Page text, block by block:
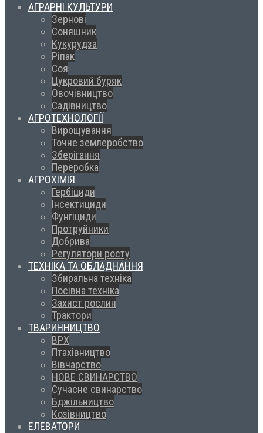
АГРАРНІ КУЛЬТУРИ
Зернові
Соняшник
Кукурудза
Ріпак
Соя
Цукровий буряк
Овочівництво
Садівництво
АГРОТЕХНОЛОГІЇ
Вирощування
Точне землеробство
Зберігання
Переробка
АГРОХІМІЯ
Гербіциди
Інсектициди
Фунгіциди
Протруйники
Добрива
Регулятори росту
ТЕХНІКА ТА ОБЛАДНАННЯ
Збиральна техніка
Посівна техніка
Захист рослин
Трактори
ТВАРИННИЦТВО
ВРХ
Птахівництво
Вівчарство
НОВЕ СВИНАРСТВО
Сучасне свинарство
Бджільництво
Козівництво
ЕЛЕВАТОРИ